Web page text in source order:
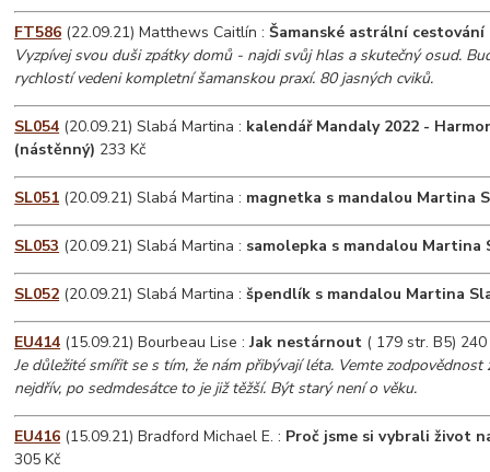
FT586 (22.09.21) Matthews Caitlín :Šamanské astrální cestování
Vyzpívej svou duši zpátky domů - najdi svůj hlas a skutečný osud.
rychlostí vedeni kompletní šamanskou praxí. 80 jasných cviků.
SL054 (20.09.21) Slabá Martina : kalendář Mandaly 2022 -
(nástěnný) 233 Kč
SL051 (20.09.21) Slabá Martina : magnetka s mandalou Martina
SL053 (20.09.21) Slabá Martina : samolepka s mandalou Martina
SL052 (20.09.21) Slabá Martina :špendlík s mandalou Martina
EU414 (15.09.21) Bourbeau Lise :Jak nestárnout ( 179 str. B5) 240
Je důležité smířit se s tím, že nám přibývají léta. Vemte zodpovědnost
nejdřív, po sedmdesátce to je již těžší. Být starý není o věku.
EU416 (15.09.21) Bradford Michael E. : Proč jsme si vybrali život
305 Kč